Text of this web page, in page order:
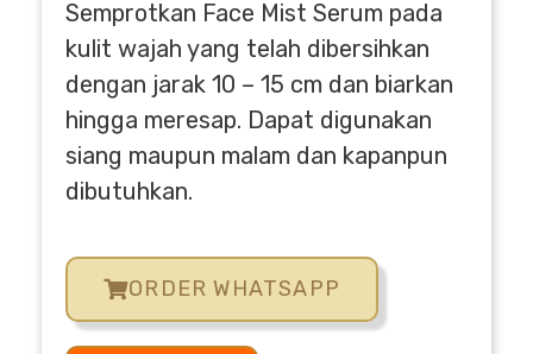
Semprotkan Face Mist Serum pada
kulit wajah yang telah dibersihkan
dengan jarak 10 – 15 cm dan biarkan
hingga meresap. Dapat digunakan
siang maupun malam dan kapanpun
dibutuhkan.
ORDER WHATSAPP